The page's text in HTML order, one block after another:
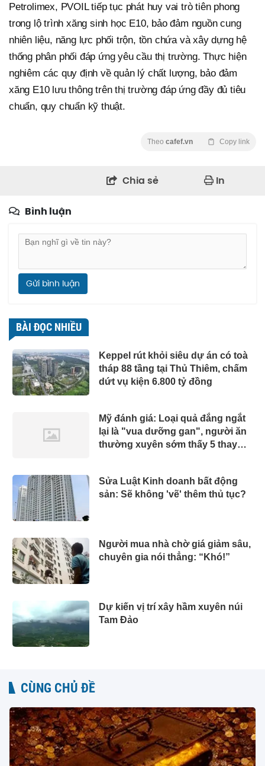
Petrolimex, PVOIL tiếp tục phát huy vai trò tiên phong
trong lộ trình xăng sinh học E10, bảo đảm nguồn cung
nhiên liệu, năng lực phối trộn, tồn chứa và xây dựng hệ
thống phân phối đáp ứng yêu cầu thị trường. Thực hiện
nghiêm các quy định về quản lý chất lượng, bảo đảm
xăng E10 lưu thông trên thị trường đáp ứng đầy đủ tiêu
chuẩn, quy chuẩn kỹ thuật.
Theo cafef.vn Copy link
Chia sẻ In
Bình luận
Gửi bình luận
BÀI ĐỌC NHIỀU
Keppel rút khỏi siêu dự án có toà
tháp 88 tầng tại Thủ Thiêm, chấm
dứt vụ kiện 6.800 tỷ đồng
Mỹ đánh giá: Loại quả đắng ngắt
lại là "vua dưỡng gan", người ăn
thường xuyên sớm thấy 5 thay
Sửa Luật Kinh doanh bất động
sản: Sẽ không 'vẽ' thêm thủ tục?
Người mua nhà chờ giá giảm sâu,
chuyên gia nói thẳng: “Khó!”
Dự kiến vị trí xây hầm xuyên núi
Tam Đảo
CÙNG CHỦ ĐỀ